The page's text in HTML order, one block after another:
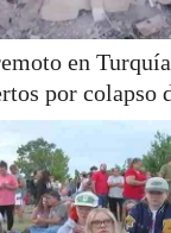
en
por colapso